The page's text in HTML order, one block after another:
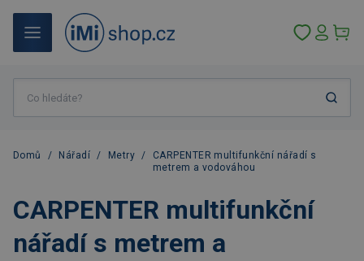
Domů / Nářadí / Metry /
CARPENTER multifunkční nářadí s
metrem a vodováhou
CARPENTER multifunkční
nářadí s metrem a